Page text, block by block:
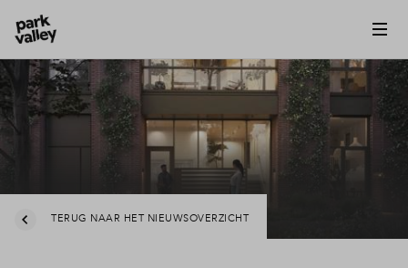
TERUG NAAR HET NIEUWSOVERZICHT